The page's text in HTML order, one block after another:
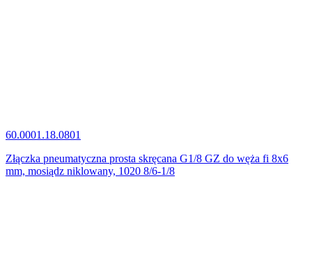
60.0001.18.0801
Złączka pneumatyczna prosta skręcana G1/8 GZ do węża fi 8x6
mm, mosiądz niklowany, 1020 8/6-1/8